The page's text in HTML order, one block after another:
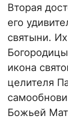
Вторая
его
святыни.
икона
целителя
Божьей